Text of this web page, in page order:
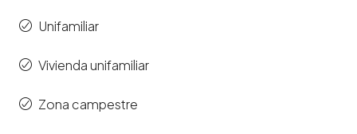
Unifamiliar
Vivienda unifamiliar
Zona campestre